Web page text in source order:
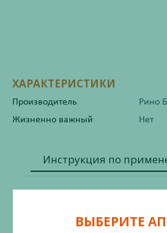
ХАРАКТЕРИСТИКИ
Производитель
Рино
Жизненно важный
Нет
Инструкция по
ВЫБЕРИТЕ